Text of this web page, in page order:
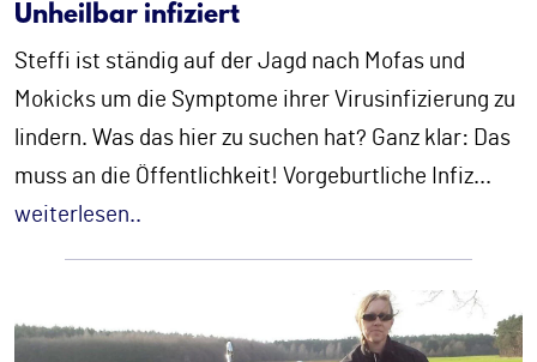
Unheilbar infiziert
Steffi ist ständig auf der Jagd nach Mofas und
Mokicks um die Symptome ihrer Virusinfizierung zu
lindern. Was das hier zu suchen hat? Ganz klar: Das
muss an die Öffentlichkeit! Vorgeburtliche Infiz...
weiterlesen..